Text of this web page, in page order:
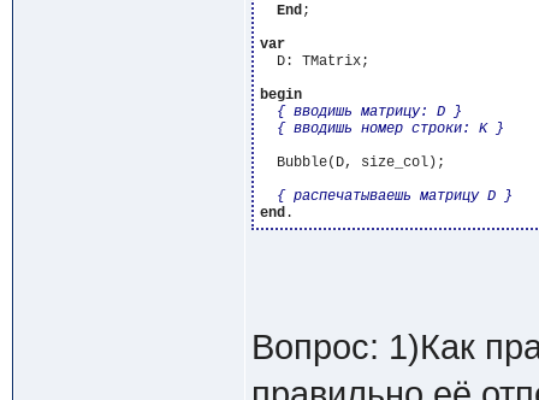
End;
var
  D: TMatrix;
begin
{ вводишь матрицу: D }
{ вводишь номер строки: K }
  Bubble(D, size_col);
{ распечатываешь матрицу D }
end
Вопрос: 1)Как